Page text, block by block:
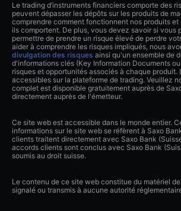
Le trading d’instruments financiers comporte des
peuvent dépasser les dépôts sur les produits de
comprendre comment fonctionnent nos produits et
ils comportent. De plus, vous devez savoir si vous
permettre de prendre un risque élevé de perdre
aider à comprendre les risques impliqués, nous
divulgation des risques ainsi qu'un ensemble de
d'informations clés (Key Information Documents
risques et opportunités associés à chaque produit.
accessibles sur la plateforme de trading. Veuillez
complet est disponible gratuitement auprès de
directement auprès de l'émetteur.
Ce site web est accessible dans le monde entier.
informations sur le site web se réfèrent à Saxo
clients traitent directement avec Saxo Bank
accords clients sont conclus avec Saxo Bank
soumis au droit suisse.
Le contenu de ce site web constitue du matériel
signalé ou transmis à aucune autorité